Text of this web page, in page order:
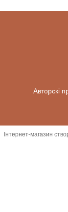
Авторскі
Інтернет-магазин